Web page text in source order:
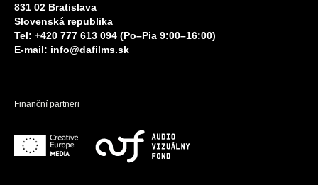
831 02 Bratislava
Slovenská republika
Tel: +420 777 613 094 (Po–Pia 9:00–16:00)
E-mail: info@dafilms.sk
Finanční partneri